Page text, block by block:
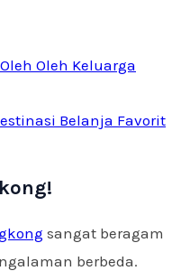
Oleh Keluarga
Belanja Favorit
sangat beragam
berbeda.